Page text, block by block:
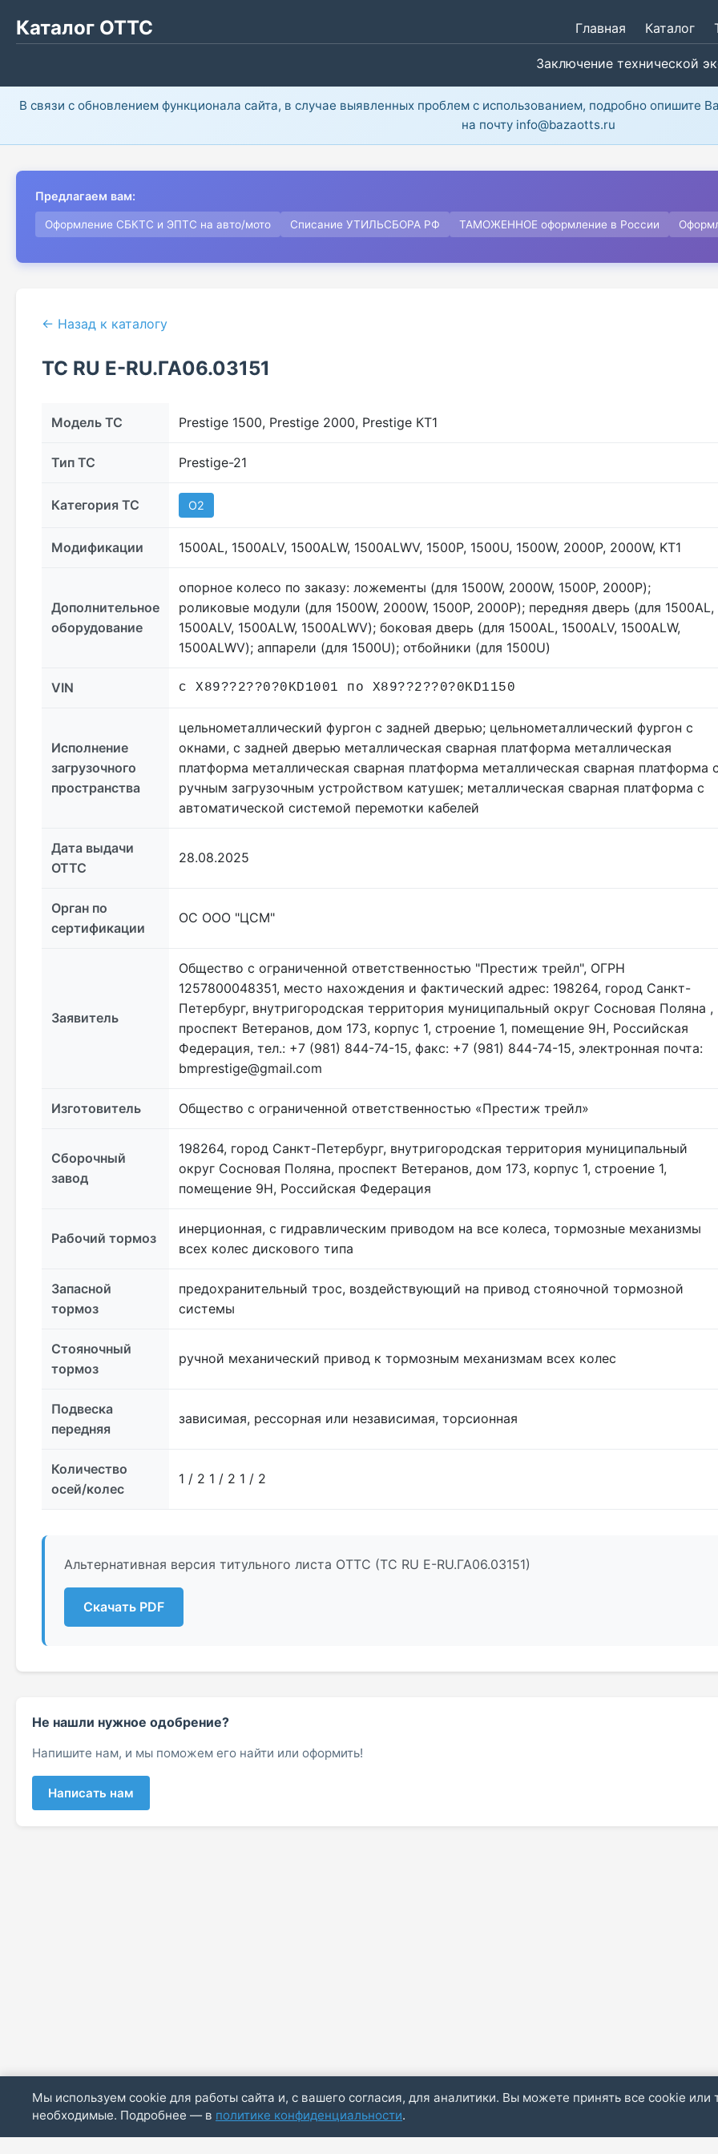
Каталог ОТТС Главная Каталог
Заключение технической
В связи с обновлением функционала сайта, в случае выявленных проблем с использованием, подробно опишите
на почту info@bazaotts.ru
Предлагаем вам:
Оформление СБКТС и ЭПТС на авто/мото Списание УТИЛЬСБОРА РФ ТАМОЖЕННОЕ оформление в России
← Назад к каталогу
ТС RU Е-RU.ГА06.03151
Модель ТС Prestige 1500, Prestige 2000, Prestige КТ1
Тип ТС Prestige-21
Категория ТС O2
Модификации 1500AL, 1500ALV, 1500ALW, 1500ALWV, 1500P, 1500U, 1500W, 2000P, 2000W, KT1
Дополнительное
оборудование
опорное колесо по заказу: ложементы (для 1500W, 2000W, 1500P, 2000P);
роликовые модули (для 1500W, 2000W, 1500P, 2000P); передняя дверь (для 1500AL,
1500ALV, 1500ALW, 1500ALWV); боковая дверь (для 1500AL, 1500ALV, 1500ALW,
1500ALWV); аппарели (для 1500U); отбойники (для 1500U)
VIN с X89??2??0?0KD1001 по X89??2??0?0KD1150
Исполнение
загрузочного
пространства
цельнометаллический фургон с задней дверью; цельнометаллический фургон с
окнами, с задней дверью металлическая сварная платформа металлическая
платформа металлическая сварная платформа металлическая сварная платформа
ручным загрузочным устройством катушек; металлическая сварная платформа с
автоматической системой перемотки кабелей
Дата выдачи
ОТТС
28.08.2025
Орган по
сертификации
ОС ООО "ЦСМ"
Заявитель
Общество с ограниченной ответственностью "Престиж трейл", ОГРН
1257800048351, место нахождения и фактический адрес: 198264, город Санкт-
Петербург, внутригородская территория муниципальный округ Сосновая Поляна ,
проспект Ветеранов, дом 173, корпус 1, строение 1, помещение 9Н, Российская
Федерация, тел.: +7 (981) 844-74-15, факс: +7 (981) 844-74-15, электронная почта:
bmprestige@gmail.com
Изготовитель Общество с ограниченной ответственностью «Престиж трейл»
Сборочный
завод
198264, город Санкт-Петербург, внутригородская территория муниципальный
округ Сосновая Поляна, проспект Ветеранов, дом 173, корпус 1, строение 1,
помещение 9Н, Российская Федерация
Рабочий тормоз
инерционная, с гидравлическим приводом на все колеса, тормозные механизмы
всех колес дискового типа
Запасной
тормоз
предохранительный трос, воздействующий на привод стояночной тормозной
системы
Стояночный
тормоз
ручной механический привод к тормозным механизмам всех колес
Подвеска
передняя
зависимая, рессорная или независимая, торсионная
Количество
осей/колес
1 / 2 1 / 2 1 / 2
Альтернативная версия титульного листа ОТТС (ТС RU Е-RU.ГА06.03151)
Скачать PDF
Не нашли нужное одобрение?
Напишите нам, и мы поможем его найти или оформить!
Написать нам
Мы используем cookie для работы сайта и, с вашего согласия, для аналитики. Вы можете принять все cookie или
необходимые. Подробнее — в политике конфиденциальности.